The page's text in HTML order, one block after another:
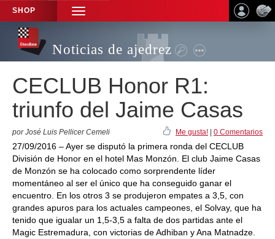
SHOP
TOGGLE
NAVIGATION
Noticias de ajedrez
CECLUB Honor R1:
triunfo del Jaime Casas
por José Luis Pellicer Cemeli Me gusta! 0 Comentarios
27/09/2016 – Ayer se disputó la primera ronda del CECLUB
División de Honor en el hotel Mas Monzón. El club Jaime Casas
de Monzón se ha colocado como sorprendente líder
momentáneo al ser el único que ha conseguido ganar el
encuentro. En los otros 3 se produjeron empates a 3,5, con
grandes apuros para los actuales campeones, el Solvay, que ha
tenido que igualar un 1,5-3,5 a falta de dos partidas ante el
Magic Estremadura, con victorias de Adhiban y Ana Matnadze.